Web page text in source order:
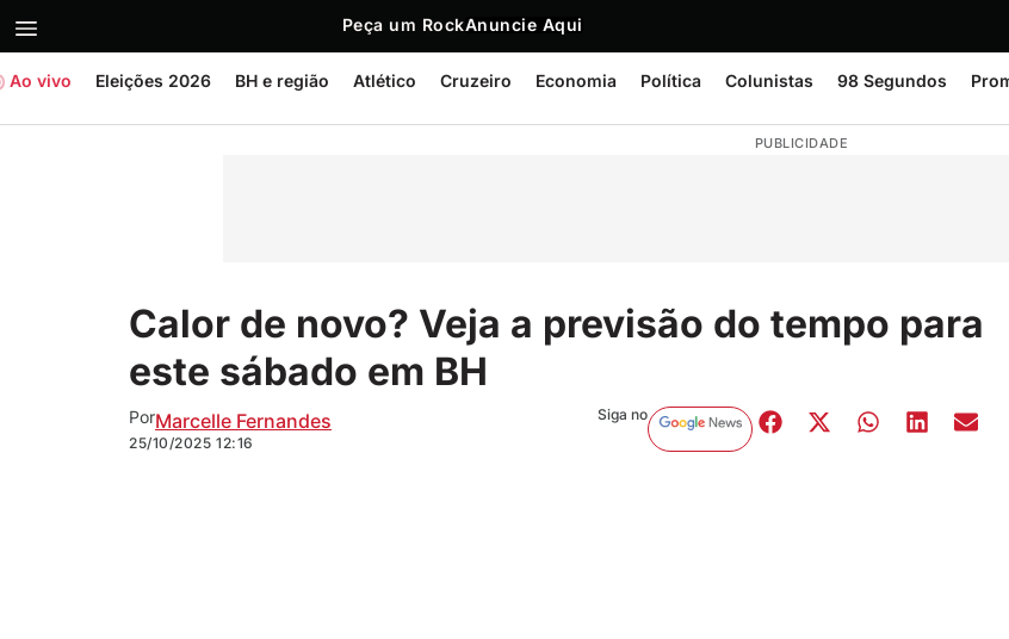
Peça um RockAnuncie Aqui
Ao vivo Eleições 2026 BH e região Atlético Cruzeiro Economia Política Colunistas 98 Segundos
PUBLICIDADE
Calor de novo? Veja a previsão do tempo para
este sábado em BH
PorMarcelle Fernandes
25/10/2025 12:16
Siga no